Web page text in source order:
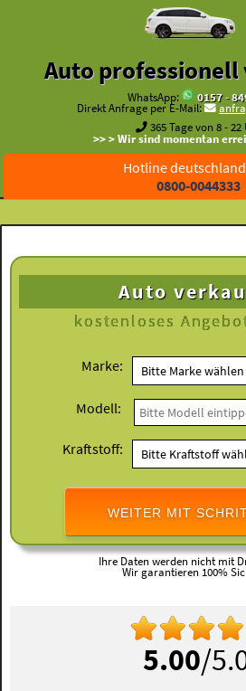
Auto
WhatsApp:
0157 -
Direkt Anfrage per E-Mail:
365 Tage von 8 - 22
>> > Wir sind momentan
Hotline
0800-0044333
Auto
kostenloses
Marke:
Modell:
Kraftstoff:
WEITER MIT
Ihre Daten werden nicht mit
Wir garantieren 100%
5.00/